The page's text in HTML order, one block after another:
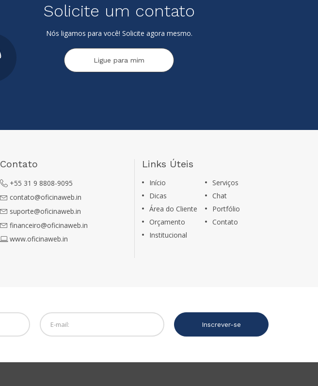
Solicite um contato
Nós ligamos para você! Solicite agora mesmo.
Ligue para mim
Contato
+55 31 9 8808-9095
contato@oficinaweb.in
suporte@oficinaweb.in
financeiro@oficinaweb.in
www.oficinaweb.in
Links Úteis
Início
Serviços
Dicas
Chat
Área do Cliente
Portfólio
Orçamento
Contato
Institucional
Inscrever-se